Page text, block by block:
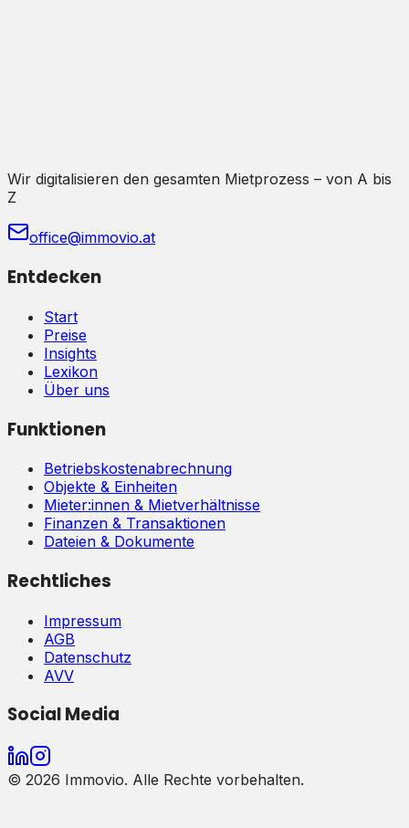
Wir digitalisieren den gesamten Mietprozess – von A bis
Z
office@immovio.at
Entdecken
Start
Preise
Insights
Lexikon
Über uns
Funktionen
Betriebskostenabrechnung
Objekte & Einheiten
Mieter:innen & Mietverhältnisse
Finanzen & Transaktionen
Dateien & Dokumente
Rechtliches
Impressum
AGB
Datenschutz
AVV
Social Media
© 2026 Immovio. Alle Rechte vorbehalten.